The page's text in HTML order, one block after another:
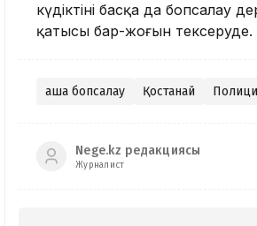
күдіктінің басқа да бопсалау
қатысы бар-жоғын тексеруде.
ақша бопсалау Қостанай
Nege.kz редакциясы
Журналист